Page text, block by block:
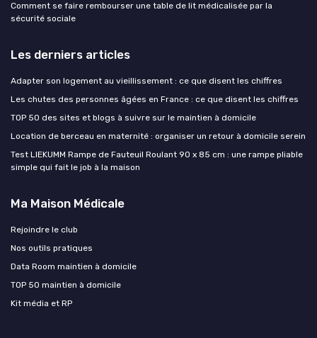
Comment se faire rembourser une table de lit médicalisée par la
sécurité sociale
Les derniers articles
Adapter son logement au vieillissement : ce que disent les chiffres
Les chutes des personnes âgées en France : ce que disent les chiffres
TOP 50 des sites et blogs à suivre sur le maintien à domicile
Location de berceau en maternité : organiser un retour à domicile serein
Test LIEKUMM Rampe de Fauteuil Roulant 90 x 85 cm : une rampe pliable
simple qui fait le job à la maison
Ma Maison Médicale
Rejoindre le club
Nos outils pratiques
Data Room maintien à domicile
TOP 50 maintien à domicile
Kit média et RP